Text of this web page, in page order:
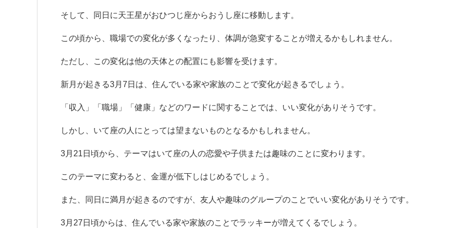
そして、同日に天王星がおひつじ座からおうし座に移動します。
この頃から、職場での変化が多くなったり、体調が急変することが増えるかもしれません。
ただし、この変化は他の天体との配置にも影響を受けます。
新月が起きる3月7日は、住んでいる家や家族のことで変化が起きるでしょう。
「収入」「職場」「健康」などのワードに関することでは、いい変化がありそうです。
しかし、いて座の人にとっては望まないものとなるかもしれません。
3月21日頃から、テーマはいて座の人の恋愛や子供または趣味のことに変わります。
このテーマに変わると、金運が低下しはじめるでしょう。
また、同日に満月が起きるのですが、友人や趣味のグループのことでいい変化がありそうです。
3月27日頃からは、住んでいる家や家族のことでラッキーが増えてくるでしょう。